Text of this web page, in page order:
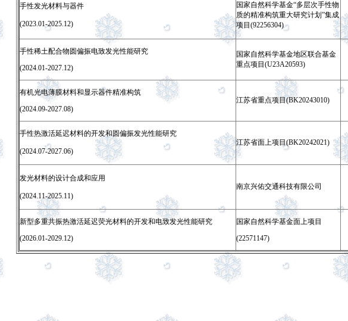
手性发光材料与器件
(2023.01-2025.12)
国家自然科学基金“多层次手性物
质的精准构筑重大研究计划 ”集成
项目 (92256304)
手性稀土配合物圆偏振电致发光性能研究
(2024.01-2027.12)
国家自然科学基金地区联合基金
重点项目 (U23A20593)
有机光电薄膜材料和显示器件精准构筑
(2024.09-2027.08)
江苏省重点项目(BK20243010)
手性热激活延迟材料的开发和圆偏振发光性能研究
(2024.07-2027.06)
江苏省面上项目(BK20242021)
发光材料的设计合成和应用
(2024.11-2025.11)
南京兴佑交通科技有限公司
新型多重共振热激活延迟荧光材料的开发和电致发光性能研究
(2026.01-2029.12)
国家自然科学基金面上项目
(22571147)